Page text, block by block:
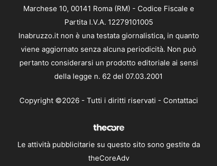
Marchese 10, 00141 Roma (RM) - Codice Fiscale e
Partita I.V.A. 12279101005
Inabruzzo.it non è una testata giornalistica, in quanto
viene aggiornato senza alcuna periodicità. Non può
pertanto considerarsi un prodotto editoriale ai sensi
della legge n. 62 del 07.03.2001
Copyright ©2026 - Tutti i diritti riservati - Contattaci
Le attività pubblicitarie su questo sito sono gestite da
theCoreAdv